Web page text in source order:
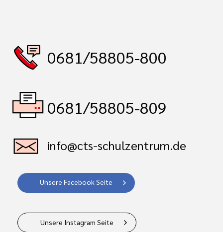
0681/58805-800
0681/58805-809
info@cts-schulzentrum.de
Unsere Facebook Seite
Unsere Instagram Seite